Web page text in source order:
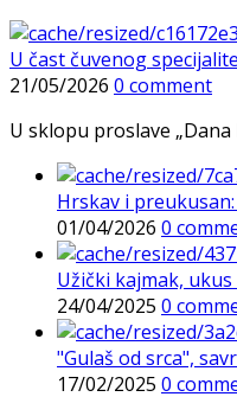
U čast čuvenog
21/05/2026 0 comment
U sklopu proslave
Hrskav i
01/04/2026 0
Užički kajmak,
24/04/2025 0
"Gulaš od srca",
17/02/2025 0